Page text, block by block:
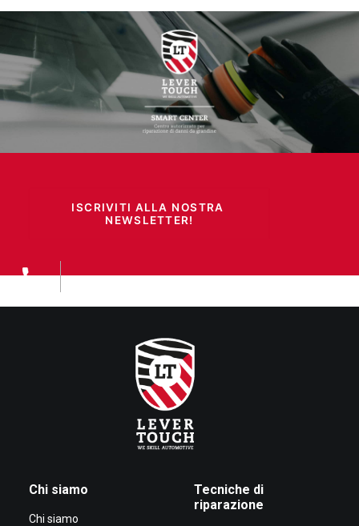
ISCRIVITI ALLA NOSTRA
NEWSLETTER!
Chi siamo
Chi siamo
Tecniche di
riparazione